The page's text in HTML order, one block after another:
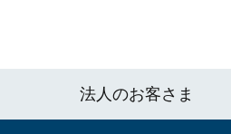
法人のお客さま